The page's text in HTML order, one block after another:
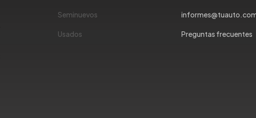
Seminuevos
Usados Preguntas frecuentes